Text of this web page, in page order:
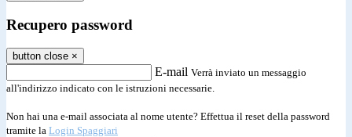
Recupero password
button close ×
E-mail Verrà inviato un messaggio
all'indirizzo indicato con le istruzioni necessarie.
Non hai una e-mail associata al nome utente? Effettua il reset della password
tramite la Login Spaggiari